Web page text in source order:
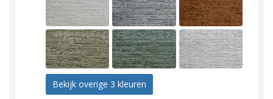
Bekijk overige 3 kleuren